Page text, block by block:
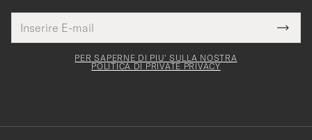
E-
mail
Grazie
per
PER SAPERNE DI PIU' SULLA NOSTRA
POLITICA DI PRIVATE PRIVACY